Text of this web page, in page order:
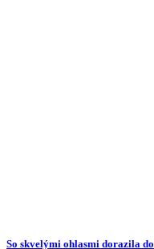
So skvelými ohlasmi dorazila